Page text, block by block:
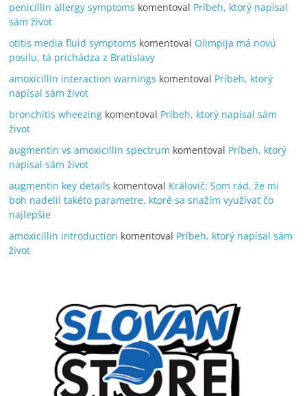
penicillin allergy symptoms komentoval Príbeh, ktorý napísal
sám život
otitis media fluid symptoms komentoval Olimpija má novú
posilu, tá prichádza z Bratislavy
amoxicillin interaction warnings komentoval Príbeh, ktorý
napísal sám život
bronchitis wheezing komentoval Príbeh, ktorý napísal sám
život
augmentin vs amoxicillin spectrum komentoval Príbeh, ktorý
napísal sám život
augmentin key details komentoval Královič: Som rád, že mi
boh nadelil takéto parametre, ktoré sa snažím využívať čo
najlepšie
amoxicillin introduction komentoval Príbeh, ktorý napísal sám
život